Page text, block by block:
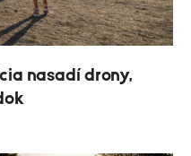
nasadí drony,